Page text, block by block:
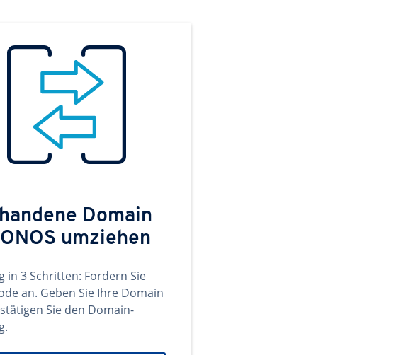
Domain
umziehen
in 3 Schritten: Fordern Sie
an. Geben Sie Ihre Domain
Sie den Domain-